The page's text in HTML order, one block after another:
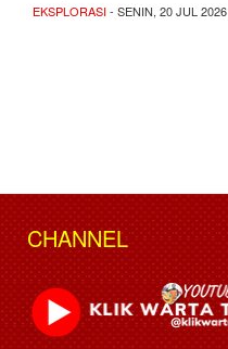
EKSPLORASI- SENIN, 20 JUL 2026
CHANNEL